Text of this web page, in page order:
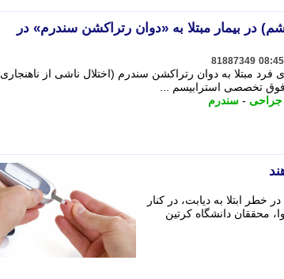
بیمار مبتلا به «دوان رتراکشن سندرم» در
81887349
مبتلا به دوان رتراکشن سندرم (اختلال ناشی از ناهنجاری
تخصصی استرابیسم ...
- سندرم
ابتلا به دیابت، در کنار
محققان دانشگاه کرتین